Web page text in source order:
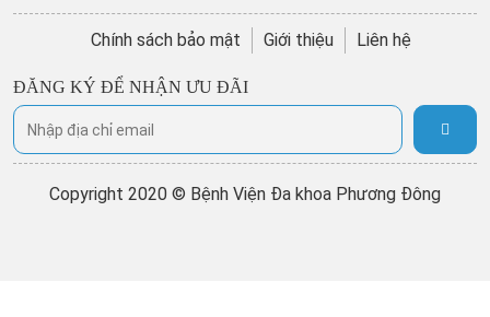
Chính sách bảo mật Giới thiệu Liên hệ
ĐĂNG KÝ ĐỂ NHẬN ƯU ĐÃI
Copyright 2020 © Bệnh Viện Đa khoa Phương Đông